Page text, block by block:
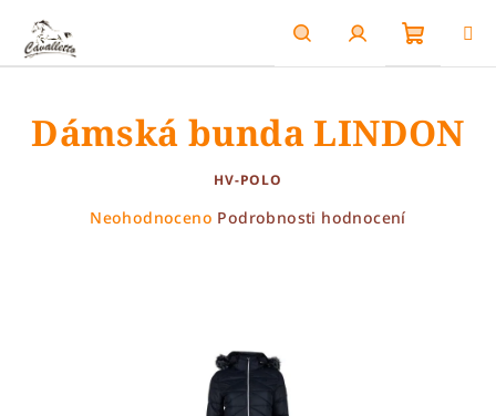
obsah
HledatPřihlášení
košík
Dámská bunda LINDON
HV-POLO
Průměrné
Neohodnoceno Podrobnosti hodnocení